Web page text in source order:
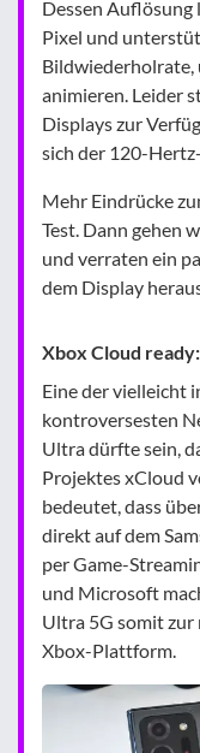
Dessen Auflösung
Pixel und
Bildwiederholrate,
animieren. Leider
Displays zur
sich der 120-
Mehr Eindrücke
Test. Dann gehen
und verraten ein
dem Display
Xbox Cloud
Eine der vielleicht
kontroversesten
Ultra dürfte sein,
Projektes xCloud
bedeutet, dass
direkt auf dem
per Game-
und Microsoft
Ultra 5G somit zur
Xbox-Plattform.